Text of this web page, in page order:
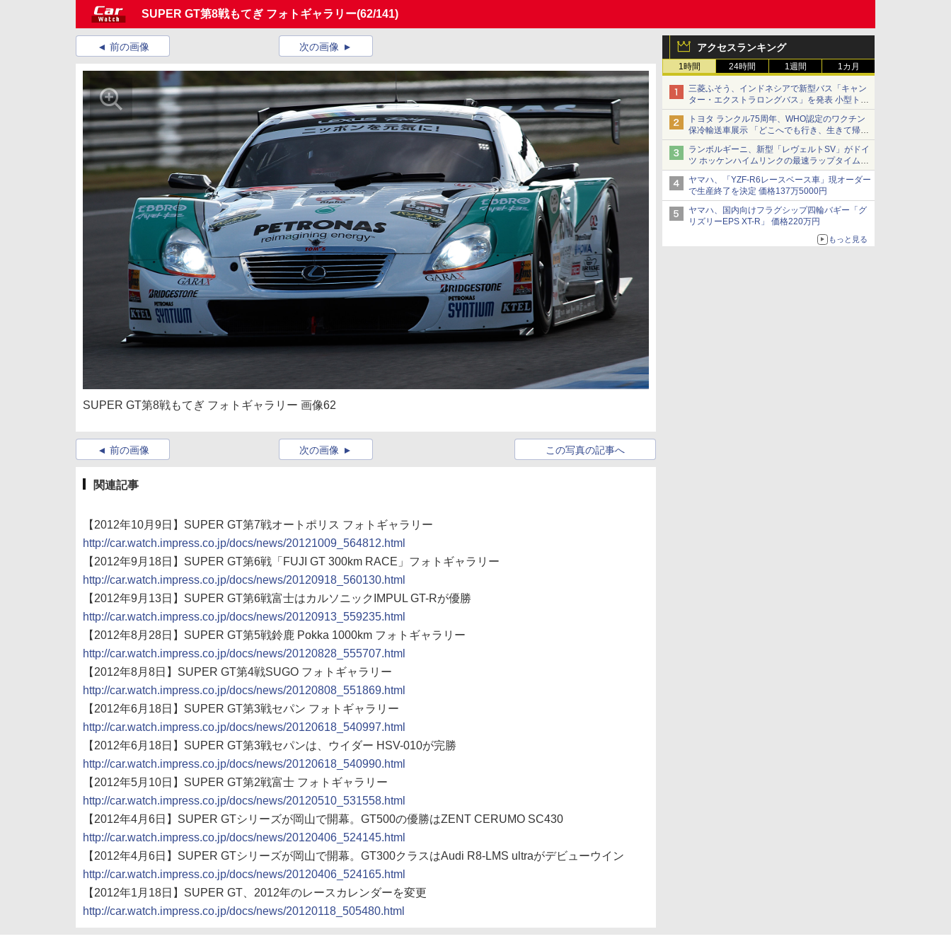
SUPER GT第8戦もてぎ フォトギャラリー(62/141)
アクセスランキング
1時間 24時間 1週間 1カ月
三菱ふそう、インドネシアで新型バス「キャン
ター・エクストラロングバス」を発表 小型トラ
ックベースの観光・旅客輸送向けバス
トヨタ ランクル75周年、WHO認定のワクチン
保冷輸送車展示 「どこへでも行き、生きて帰っ
てこられる」ランドクルーザーで命をつなぐ
ランボルギーニ、新型「レヴェルトSV」がドイ
ツ ホッケンハイムリンクの最速ラップタイムを
記録
ヤマハ、「YZF-R6レースベース車」現オーダー
で生産終了を決定 価格137万5000円
ヤマハ、国内向けフラグシップ四輪バギー「グ
リズリーEPS XT-R」 価格220万円
もっと見る
前の画像 次の画像
SUPER GT第8戦もてぎ フォトギャラリー 画像62
前の画像 この写真の記事へ
次の画像
関連記事
【2012年10月9日】SUPER GT第7戦オートポリス フォトギャラリー
http://car.watch.impress.co.jp/docs/news/20121009_564812.html
【2012年9月18日】SUPER GT第6戦「FUJI GT 300km RACE」フォトギャラリー
http://car.watch.impress.co.jp/docs/news/20120918_560130.html
【2012年9月13日】SUPER GT第6戦富士はカルソニックIMPUL GT-Rが優勝
http://car.watch.impress.co.jp/docs/news/20120913_559235.html
【2012年8月28日】SUPER GT第5戦鈴鹿 Pokka 1000km フォトギャラリー
http://car.watch.impress.co.jp/docs/news/20120828_555707.html
【2012年8月8日】SUPER GT第4戦SUGO フォトギャラリー
http://car.watch.impress.co.jp/docs/news/20120808_551869.html
【2012年6月18日】SUPER GT第3戦セパン フォトギャラリー
http://car.watch.impress.co.jp/docs/news/20120618_540997.html
【2012年6月18日】SUPER GT第3戦セパンは、ウイダー HSV-010が完勝
http://car.watch.impress.co.jp/docs/news/20120618_540990.html
【2012年5月10日】SUPER GT第2戦富士 フォトギャラリー
http://car.watch.impress.co.jp/docs/news/20120510_531558.html
【2012年4月6日】SUPER GTシリーズが岡山で開幕。GT500の優勝はZENT CERUMO SC430
http://car.watch.impress.co.jp/docs/news/20120406_524145.html
【2012年4月6日】SUPER GTシリーズが岡山で開幕。GT300クラスはAudi R8-LMS ultraがデビューウイン
http://car.watch.impress.co.jp/docs/news/20120406_524165.html
【2012年1月18日】SUPER GT、2012年のレースカレンダーを変更
http://car.watch.impress.co.jp/docs/news/20120118_505480.html